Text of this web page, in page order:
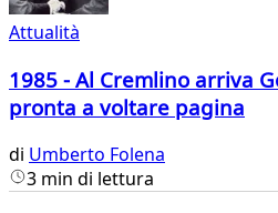
Attualità
1985 - Al Cremlino arriva
pronta a voltare pagina
di Umberto Folena
3 min di lettura